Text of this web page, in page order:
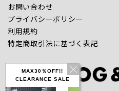
MAX30％OFF!!
CLEARANCE SALE
お問い合わせ
プライバシーポリシー
利用規約
特定商取引法に基づく表記